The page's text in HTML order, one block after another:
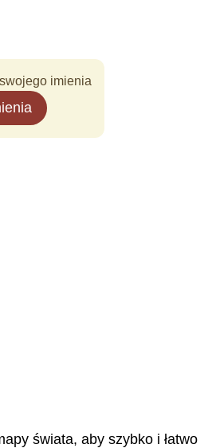
imienia
świata, aby szybko i łatwo